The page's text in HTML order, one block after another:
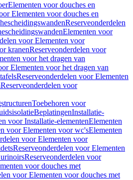
Elementen voor douches en
Elementen voor douches en
Reserveonderdelen
Elementen voor
voor Elementen voor
kranenReserveonderdelen voor
voor het dragen van
Elementen voor het dragen van
Reserveonderdelen voor Elementen
Reserveonderdelen voor
Toebehoren voor
BeplatingenInstallatie-
voor Installatie-elementenElementen
voor Elementen voor wc'sElementen
voor Elementen voor
Reserveonderdelen voor Elementen
Reserveonderdelen voor
voor douches met
voor Elementen voor douches met